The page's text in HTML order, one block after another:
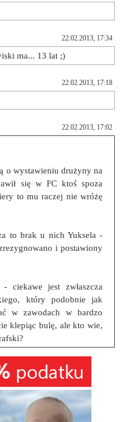
22.02.2013, 17:34
ma... 13 lat ;)
22.02.2013, 17:18
22.02.2013, 17:02
o wystawieniu drużyny na
się w FC ktoś spoza
to mu raczej nie wróżę
to brak u nich Yuksela -
i postawiony
ciekawe jest zwłaszcza
który podobnie jak
w zawodach w bardzo
klepiąc bulę, ale kto wie,